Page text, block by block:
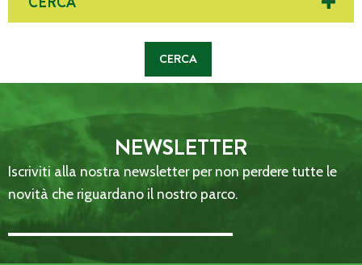
NEWSLETTER
Iscriviti alla nostra newsletter per non perdere tutte le
novità che riguardano il nostro parco.
Email Address::: (required)